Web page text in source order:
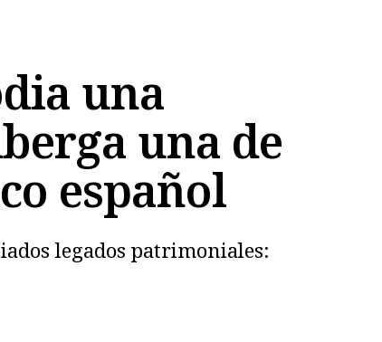
una
una de
español
legados patrimoniales: